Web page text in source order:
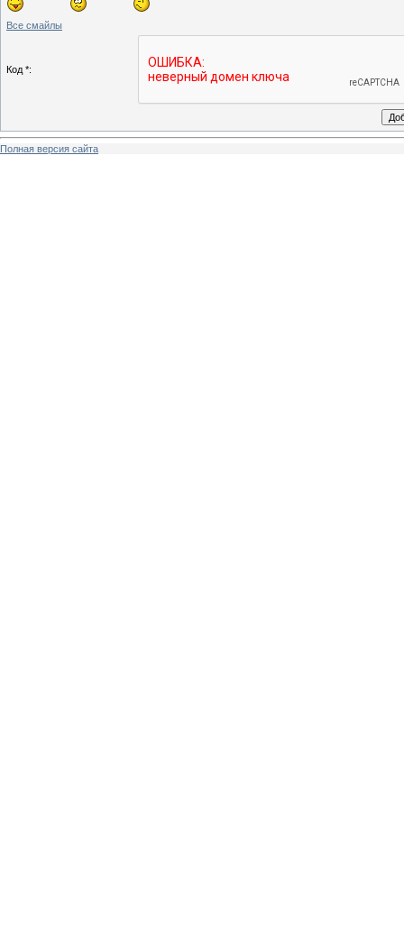
Все смайлы
Код *:
Полная версия сайта